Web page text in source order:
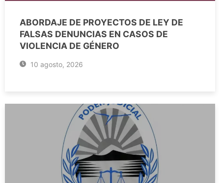
ABORDAJE DE PROYECTOS DE LEY DE
FALSAS DENUNCIAS EN CASOS DE
VIOLENCIA DE GÉNERO
10 agosto, 2026